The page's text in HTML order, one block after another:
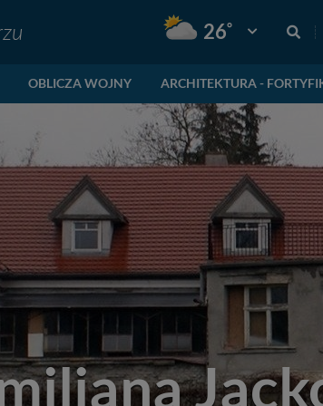
26° Pogoda:
OBLICZA WOJNY ARCHITEKTURA -